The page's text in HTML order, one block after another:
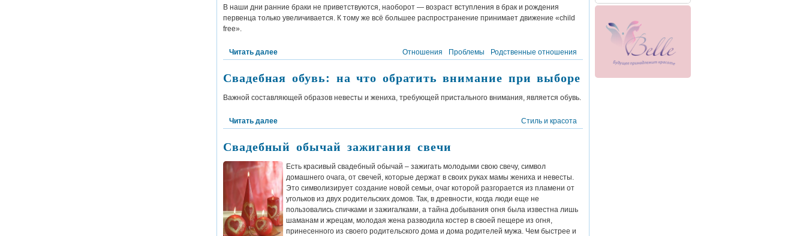
В наши дни ранние браки не приветствуются, наоборот — возраст вступления в брак и рождения
первенца только увеличивается. К тому же всё большее распространение принимает движение «child
free».
Читать далее Отношения Проблемы Родственные отношения
Свадебная обувь: на что обратить внимание при выборе
Важной составляющей образов невесты и жениха, требующей пристального внимания, является обувь.
Читать далее Стиль и красота
Свадебный обычай зажигания свечи
Есть красивый свадебный обычай – зажигать молодыми свою свечу, символ
домашнего очага, от свечей, которые держат в своих руках мамы жениха и невесты.
Это символизирует создание новой семьи, очаг которой разгорается из пламени от
угольков из двух родительских домов. Так, в древности, когда люди еще не
пользовались спичками и зажигалками, а тайна добывания огня была известна лишь
шаманам и жрецам, молодая жена разводила костер в своей пещере из огня,
принесенного из своего родительского дома и дома родителей мужа. Чем быстрее и